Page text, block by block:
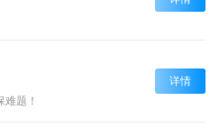
题！
详情